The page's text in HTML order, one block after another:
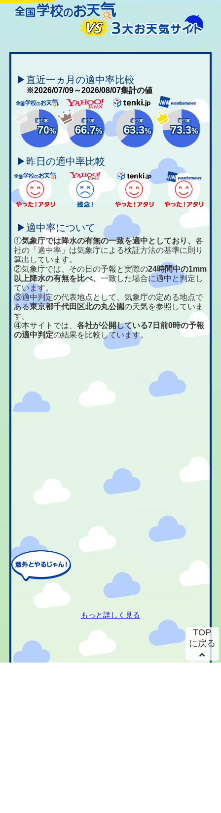
▶直近一ヵ月の適中率比較
※2026/07/09～2026/08/07集計の値
適中率
70%
適中率
66.7%
適中率
63.3%
適中率
73.3%
▶昨日の適中率比較
▶適中率について
①気象庁では降水の有無の一致を適中としており、各
社の「適中率」は気象庁による検証方法の基準に則り
算出しています。
②気象庁では、その日の予報と実際の24時間中の1mm
以上降水の有無を比べ、一致した場合に適中と判定し
ています。
③適中判定の代表地点として、気象庁の定める地点で
ある東京都千代田区北の丸公園の天気を参照していま
す。
④本サイトでは、各社が公開している7日前0時の予報
の適中判定の結果を比較しています。
もっと詳しく見る
TOP
に戻る